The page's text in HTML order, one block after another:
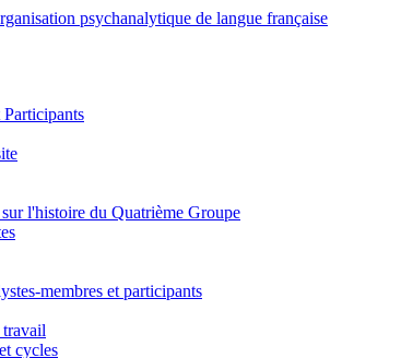
l'histoire du Quatrième Groupe
membres et participants
travail
cycles